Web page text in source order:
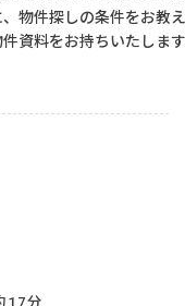
物件探しの条件をお教
資料をお持ちいたしま
17分